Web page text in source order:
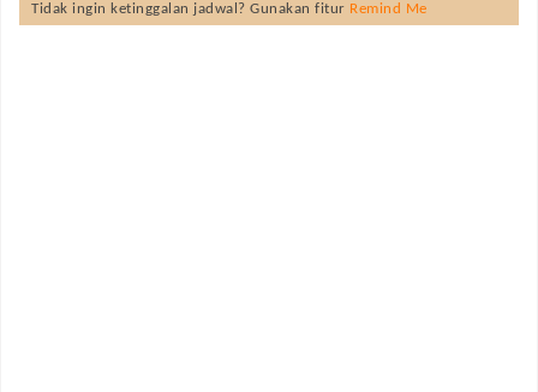
Tidak ingin ketinggalan jadwal? Gunakan fitur Remind Me